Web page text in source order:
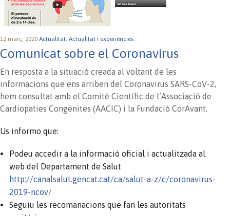
12 març, 2020 Actualitat. Actualitat i experiències.
Comunicat sobre el Coronavirus
En resposta a la situació creada al voltant de les
informacions que ens arriben del Coronavirus SARS-CoV-2,
hem consultat amb el Comitè Científic de l’Associació de
Cardiopaties Congènites (AACIC) i la Fundació CorAvant.
Us informo que:
Podeu accedir a la informació oficial i actualitzada al
web del Departament de Salut
http://canalsalut.gencat.cat/ca/salut-a-z/c/coronavirus-
2019-ncov/
Seguiu les recomanacions que fan les autoritats